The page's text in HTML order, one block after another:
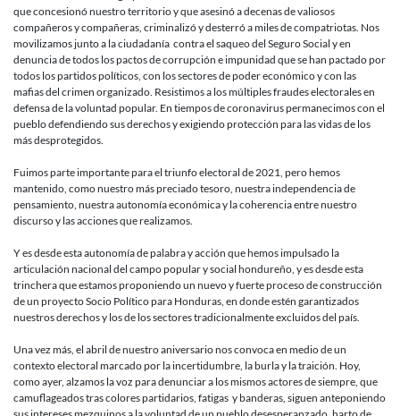
que concesionó nuestro territorio y que asesinó a decenas de valiosos
compañeros y compañeras, criminalizó y desterró a miles de compatriotas. Nos
movilizamos junto a la ciudadanía contra el saqueo del Seguro Social y en
denuncia de todos los pactos de corrupción e impunidad que se han pactado por
todos los partidos políticos, con los sectores de poder económico y con las
mafias del crimen organizado. Resistimos a los múltiples fraudes electorales en
defensa de la voluntad popular. En tiempos de coronavirus permanecimos con el
pueblo defendiendo sus derechos y exigiendo protección para las vidas de los
más desprotegidos.
Fuimos parte importante para el triunfo electoral de 2021, pero hemos
mantenido, como nuestro más preciado tesoro, nuestra independencia de
pensamiento, nuestra autonomía económica y la coherencia entre nuestro
discurso y las acciones que realizamos.
Y es desde esta autonomía de palabra y acción que hemos impulsado la
articulación nacional del campo popular y social hondureño, y es desde esta
trinchera que estamos proponiendo un nuevo y fuerte proceso de construcción
de un proyecto Socio Político para Honduras, en donde estén garantizados
nuestros derechos y los de los sectores tradicionalmente excluidos del país.
Una vez más, el abril de nuestro aniversario nos convoca en medio de un
contexto electoral marcado por la incertidumbre, la burla y la traición. Hoy,
como ayer, alzamos la voz para denunciar a los mismos actores de siempre, que
camuflageados tras colores partidarios, fatigas y banderas, siguen anteponiendo